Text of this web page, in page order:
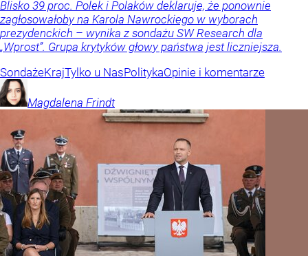
Blisko 39 proc. Polek i Polaków deklaruje, że ponownie
zagłosowałoby na Karola Nawrockiego w wyborach
prezydenckich – wynika z sondażu SW Research dla
„Wprost”. Grupa krytyków głowy państwa jest liczniejsza.
SondażeKrajTylko u NasPolitykaOpinie i komentarze
Magdalena Frindt